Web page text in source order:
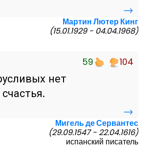
→
Мартин Лютер Кинг
(15.01.1929 - 04.04.1968)
59 104
нет
→
Мигель де Сервантес
(29.09.1547 - 22.04.1616)
испанский писатель